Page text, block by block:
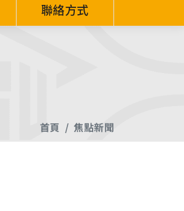
聯絡方式
首頁 焦點新聞